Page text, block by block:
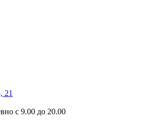
21
с 9.00 до 20.00